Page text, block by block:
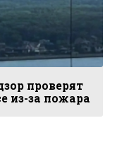
проверят
из-за пожара